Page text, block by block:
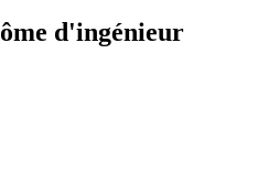
d'ingénieur